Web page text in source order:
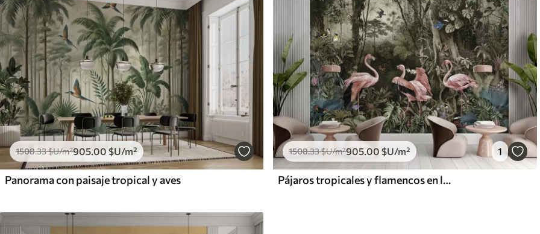
1508.33$U/m²905 .00 $U/m²
Panorama con paisaje tropical y aves
1508.33$U/m²905 .00 $U/m² 1
Pájaros tropicales y flamencos en la jungla